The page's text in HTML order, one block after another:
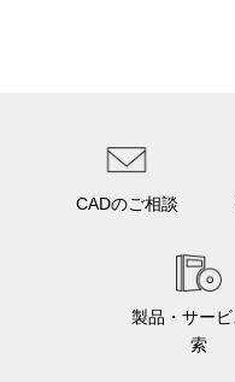
CADのご相談
製品・サー
索